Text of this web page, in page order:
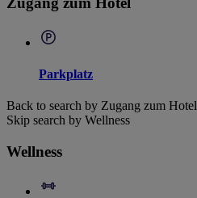
Parkplatz
Back to search by Zugang zum Hotel
Skip search by Wellness
Wellness